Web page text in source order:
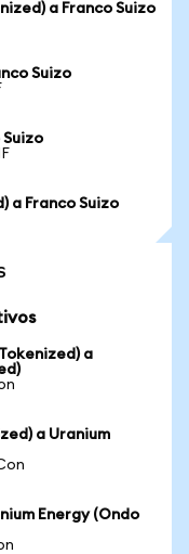
a Franco Suizo
Suizo
Suizo
a Franco Suizo
a
a Uranium
Energy (Ondo